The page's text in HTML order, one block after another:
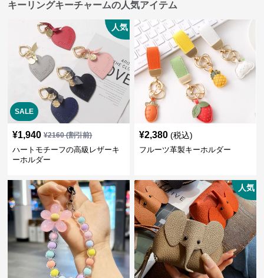
キーリングキーチャームの人気アイテム
SALE
人気
¥1,940 ¥2160(割引前)
ハートモチーフの高級レザーキ
ーホルダー
¥2,380 (税込)
フルーツ革製キーホルダー
人気